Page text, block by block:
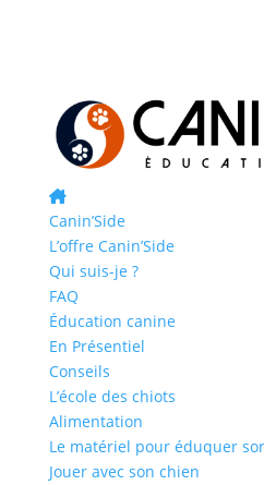
Canin’Side
L’offre Canin’Side
Qui suis-je ?
FAQ
Éducation canine
En Présentiel
Conseils
L’école des chiots
Alimentation
Le matériel pour éduquer
Jouer avec son chien